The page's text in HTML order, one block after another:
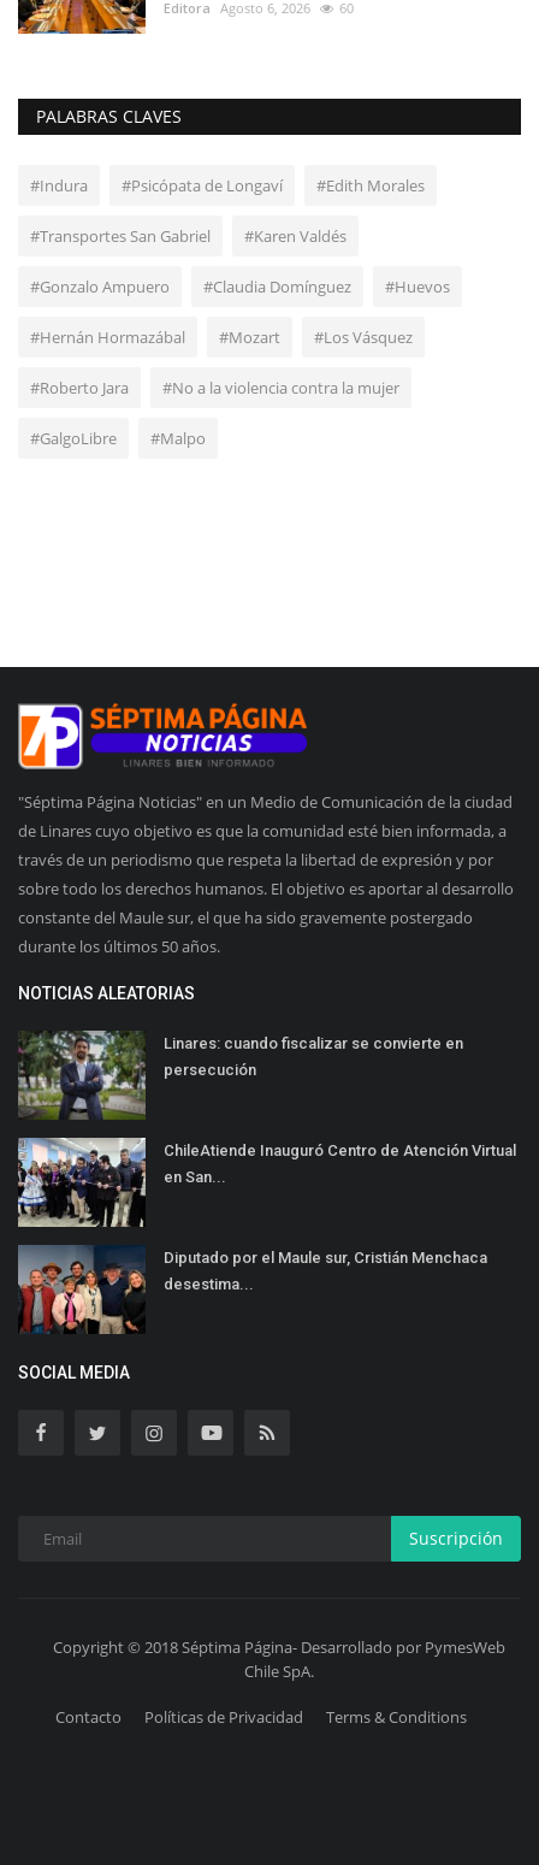
Editora Agosto 6, 2026 60
PALABRAS CLAVES
#Indura #Psicópata de Longaví #Edith Morales
#Transportes San Gabriel #Karen Valdés
#Gonzalo Ampuero #Claudia Domínguez #Huevos
#Hernán Hormazábal #Mozart #Los Vásquez
#Roberto Jara #No a la violencia contra la mujer
#GalgoLibre #Malpo
"Séptima Página Noticias" en un Medio de Comunicación de la ciudad
de Linares cuyo objetivo es que la comunidad esté bien informada, a
través de un periodismo que respeta la libertad de expresión y por
sobre todo los derechos humanos. El objetivo es aportar al desarrollo
constante del Maule sur, el que ha sido gravemente postergado
durante los últimos 50 años.
NOTICIAS ALEATORIAS
Linares: cuando fiscalizar se convierte en
persecución
ChileAtiende Inauguró Centro de Atención Virtual
en San...
Diputado por el Maule sur, Cristián Menchaca
desestima...
SOCIAL MEDIA
Suscripción
Copyright © 2018 Séptima Página- Desarrollado por PymesWeb
Chile SpA.
Contacto Políticas de Privacidad Terms & Conditions